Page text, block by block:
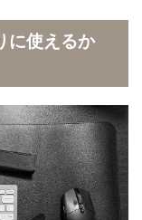
に使えるか